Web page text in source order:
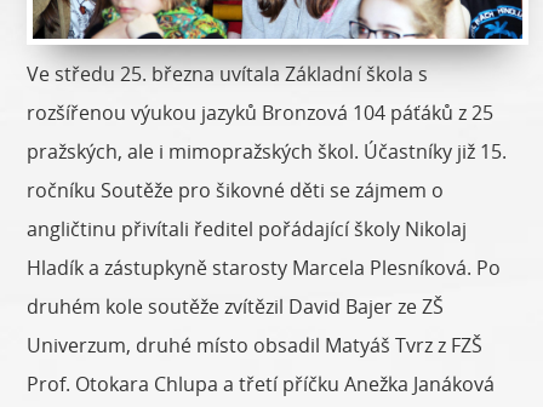
Ve středu 25. března uvítala Základní škola s
rozšířenou výukou jazyků Bronzová 104 páťáků z 25
pražských, ale i mimopražských škol. Účastníky již 15.
ročníku Soutěže pro šikovné děti se zájmem o
angličtinu přivítali ředitel pořádající školy Nikolaj
Hladík a zástupkyně starosty Marcela Plesníková. Po
druhém kole soutěže zvítězil David Bajer ze ZŠ
Univerzum, druhé místo obsadil Matyáš Tvrz z FZŠ
Prof. Otokara Chlupa a třetí příčku Anežka Janáková